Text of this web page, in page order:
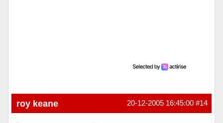
#14
20-12-2005 16:45:00
roy keane